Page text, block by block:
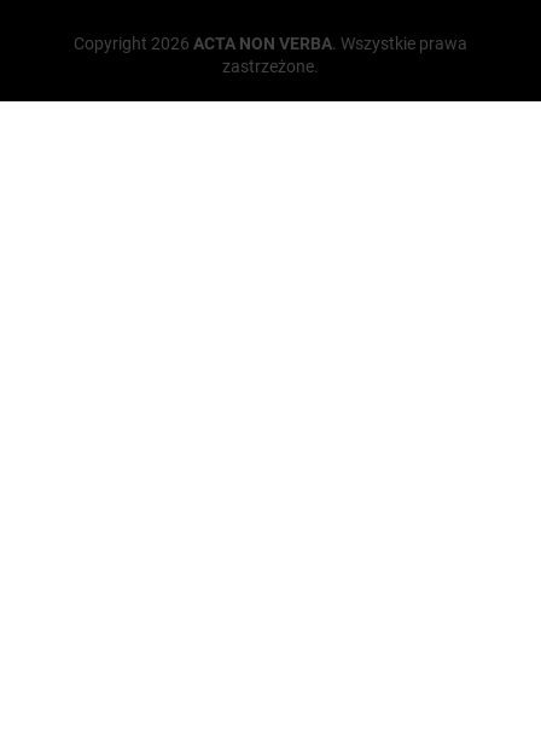
Copyright 2026 ACTA NON VERBA. Wszystkie prawa
zastrzeżone.